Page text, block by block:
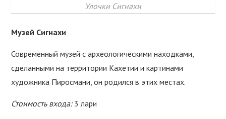
Улочки Сигнахи
Музей Сигнахи
Современный музей с археологическими находками,
сделанными на территории Кахетии и картинами
художника Пиросмани, он родился в этих местах.
Стоимость входа:3 лари